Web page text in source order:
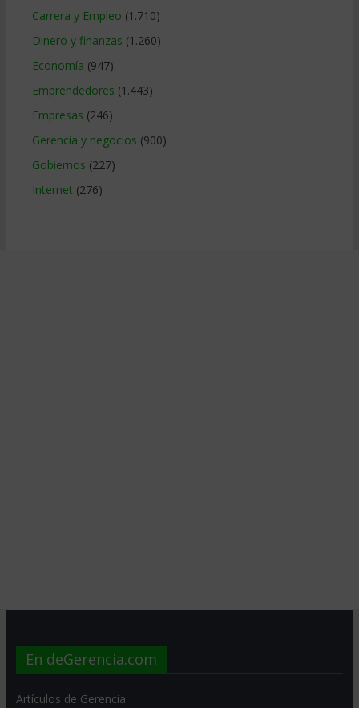
Carrera y Empleo (1.710)
Dinero y finanzas (1.260)
Economía (947)
Emprendedores (1.443)
Empresas (246)
Gerencia y negocios (900)
Gobiernos (227)
Internet (276)
En deGerencia.com
Artículos de Gerencia